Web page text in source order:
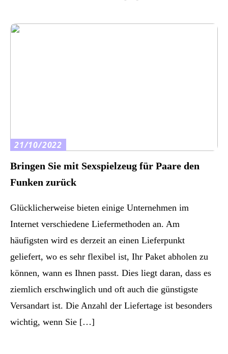
21/10/2022
Bringen Sie mit Sexspielzeug für Paare den
Funken zurück
Glücklicherweise bieten einige Unternehmen im
Internet verschiedene Liefermethoden an. Am
häufigsten wird es derzeit an einen Lieferpunkt
geliefert, wo es sehr flexibel ist, Ihr Paket abholen zu
können, wann es Ihnen passt. Dies liegt daran, dass es
ziemlich erschwinglich und oft auch die günstigste
Versandart ist. Die Anzahl der Liefertage ist besonders
wichtig, wenn Sie […]